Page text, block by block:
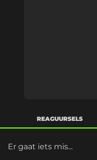
REAGUURSELS
Er gaat iets mis...